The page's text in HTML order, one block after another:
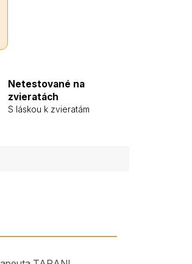
Netestované na
zvieratách
S láskou k zvieratám